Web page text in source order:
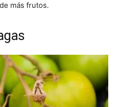
más frutos.